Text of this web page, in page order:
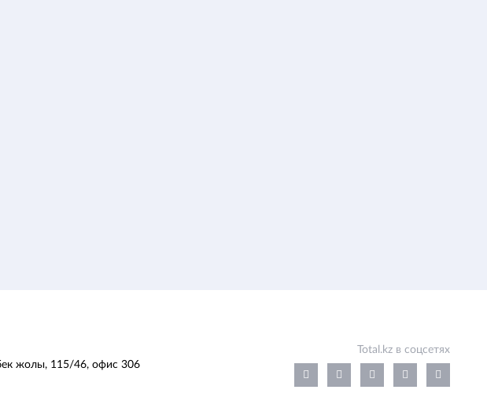
жолы, 115/46, офис 306
Total.kz в соцсетях